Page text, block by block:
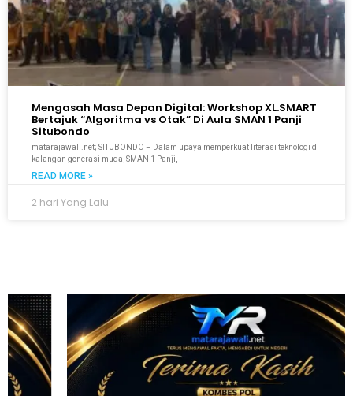
Mengasah Masa Depan Digital: Workshop XL.SMART
Bertajuk “Algoritma vs Otak” Di Aula SMAN 1 Panji
Situbondo
matarajawali.net; SITUBONDO – Dalam upaya memperkuat literasi teknologi di
kalangan generasi muda, SMAN 1 Panji,
READ MORE »
2 hari Yang Lalu